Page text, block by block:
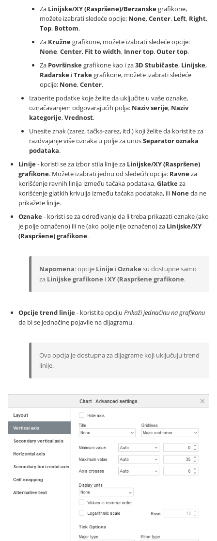
Za Linijske/XY (Raspršene)/Berzanskegrafikone,
možete izabrati sledeće opcije: None,Center, Left, Right,
Top, Bottom.
Za Kružnegrafikone, možete izabrati sledeće opcije:
None,Center, Fit to width, Inner top,Outer top.
Za Površinskegrafikone kao i za3D Stubičaste, Linijske,
Radarske iTrakegrafikone, možete izabrati sledeće
opcije: None,Center.
Izaberite podatke koje želite da uključite u vaše oznake,
označavanjem odgovarajućih polja: Naziv serije, Naziv
kategorije,Vrednost,
Unesite znak (zarez, tačka-zarez, itd.) koji želite da koristite za
razdvajanje više oznaka u polje za unosSeparator oznaka
podataka.
Linije- koristi se za izbor stila linije za Linijske/XY (Raspršene)
grafikone. Možete izabrati jednu od sledećih opcija: Ravneza
korišćenje ravnih linija između tačaka podataka,Glatkeza
korišćenje glatkih krivulja između tačaka podataka, ili Noneda ne
prikažete linije.
Oznake- koristi se za određivanje da li treba prikazati oznake (ako
je polje označeno) ili ne (ako polje nije označeno) za Linijske/XY
(Raspršene) grafikone.
Napomena: opcije Linije iOznake su dostupne samo
za Linijske grafikone iXY (Raspršene grafikone.
Opcije trend linije- koristite opciju Prikaži jednačinu na grafikonu
da bi se jednačine pojavile na dijagramu.
Ova opcija je dostupna za dijagrame koji uključuju trend
linije.